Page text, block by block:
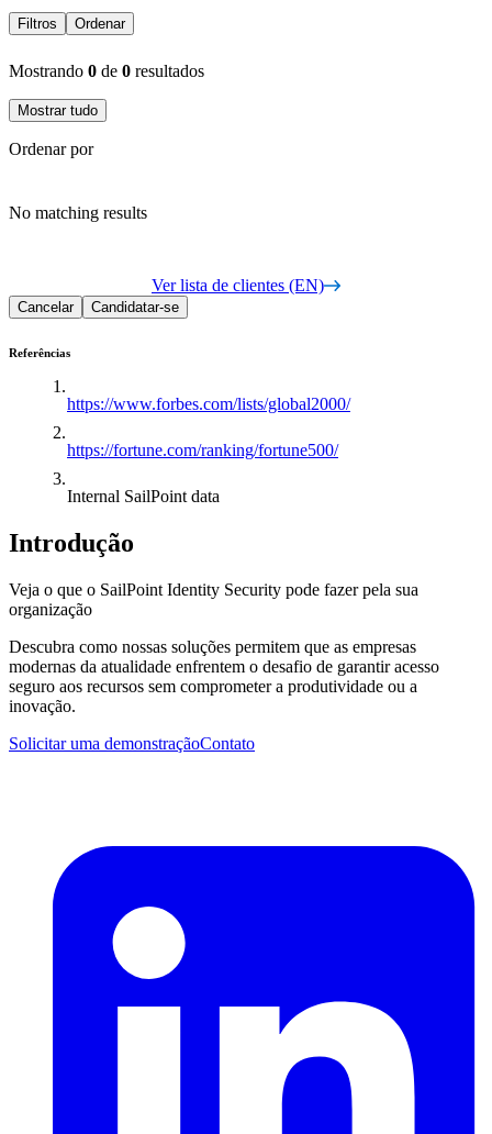
Filtros Ordenar
Mostrando 0 de 0 resultados
Mostrar tudo
Ordenar por
No matching results
Ver lista de clientes (EN)
Cancelar Candidatar-se
Referências
https://www.forbes.com/lists/global2000/
https://fortune.com/ranking/fortune500/
Internal SailPoint data
Introdução
Veja o que o SailPoint Identity Security pode fazer pela sua
organização
Descubra como nossas soluções permitem que as empresas
modernas da atualidade enfrentem o desafio de garantir acesso
seguro aos recursos sem comprometer a produtividade ou a
inovação.
Solicitar uma demonstraçãoContato